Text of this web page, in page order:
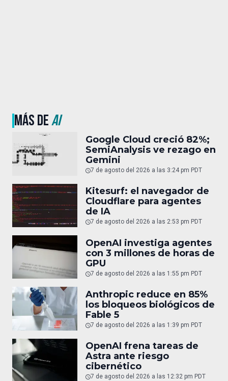
MÁS DEAI
Google Cloud creció 82%;
SemiAnalysis ve rezago en
Gemini
7 de agosto del 2026 a las 3:24 pm PDT
Kitesurf: el navegador de
Cloudflare para agentes
de IA
7 de agosto del 2026 a las 2:53 pm PDT
OpenAI investiga agentes
con 3 millones de horas de
GPU
7 de agosto del 2026 a las 1:55 pm PDT
Anthropic reduce en 85%
los bloqueos biológicos de
Fable 5
7 de agosto del 2026 a las 1:39 pm PDT
OpenAI frena tareas de
Astra ante riesgo
cibernético
7 de agosto del 2026 a las 12:32 pm PDT